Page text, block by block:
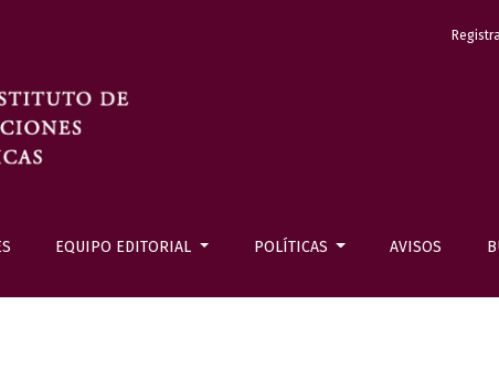
EQUIPO EDITORIAL POLÍTICAS AVISOS